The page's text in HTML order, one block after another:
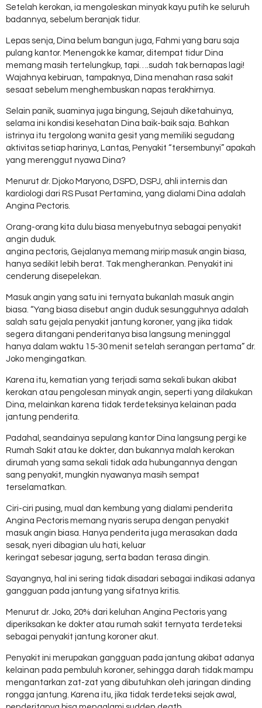
Setelah kerokan, ia mengoleskan minyak kayu putih ke seluruh
badannya, sebelum beranjak tidur.
Lepas senja, Dina belum bangun juga, Fahmi yang baru saja
pulang kantor. Menengok ke kamar, ditempat tidur Dina
memang masih tertelungkup, tapi….sudah tak bernapas lagi!
Wajahnya kebiruan, tampaknya, Dina menahan rasa sakit
sesaat sebelum menghembuskan napas terakhirnya.
Selain panik, suaminya juga bingung, Sejauh diketahuinya,
selama ini kondisi kesehatan Dina baik-baik saja. Bahkan
istrinya itu tergolong wanita gesit yang memiliki segudang
aktivitas setiap harinya, Lantas, Penyakit “tersembunyi” apakah
yang merenggut nyawa Dina?
Menurut dr. Djoko Maryono, DSPD, DSPJ, ahli internis dan
kardiologi dari RS Pusat Pertamina, yang dialami Dina adalah
Angina Pectoris.
Orang-orang kita dulu biasa menyebutnya sebagai penyakit
angin duduk.
angina pectoris, Gejalanya memang mirip masuk angin biasa,
hanya sedikit lebih berat. Tak mengherankan. Penyakit ini
cenderung disepelekan.
Masuk angin yang satu ini ternyata bukanlah masuk angin
biasa. “Yang biasa disebut angin duduk sesungguhnya adalah
salah satu gejala penyakit jantung koroner, yang jika tidak
segera ditangani penderitanya bisa langsung meninggal
hanya dalam waktu 15-30 menit setelah serangan pertama” dr.
Joko mengingatkan.
Karena itu, kematian yang terjadi sama sekali bukan akibat
kerokan atau pengolesan minyak angin, seperti yang dilakukan
Dina, melainkan karena tidak terdeteksinya kelainan pada
jantung penderita.
Padahal, seandainya sepulang kantor Dina langsung pergi ke
Rumah Sakit atau ke dokter, dan bukannya malah kerokan
dirumah yang sama sekali tidak ada hubungannya dengan
sang penyakit, mungkin nyawanya masih sempat
terselamatkan.
Ciri-ciri pusing, mual dan kembung yang dialami penderita
Angina Pectoris memang nyaris serupa dengan penyakit
masuk angin biasa. Hanya penderita juga merasakan dada
sesak, nyeri dibagian ulu hati, keluar
keringat sebesar jagung, serta badan terasa dingin.
Sayangnya, hal ini sering tidak disadari sebagai indikasi adanya
gangguan pada jantung yang sifatnya kritis.
Menurut dr. Joko, 20% dari keluhan Angina Pectoris yang
diperiksakan ke dokter atau rumah sakit ternyata terdeteksi
sebagai penyakit jantung koroner akut.
Penyakit ini merupakan gangguan pada jantung akibat adanya
kelainan pada pembuluh koroner, sehingga darah tidak mampu
mengantarkan zat-zat yang dibutuhkan oleh jaringan dinding
rongga jantung. Karena itu, jika tidak terdeteksi sejak awal,